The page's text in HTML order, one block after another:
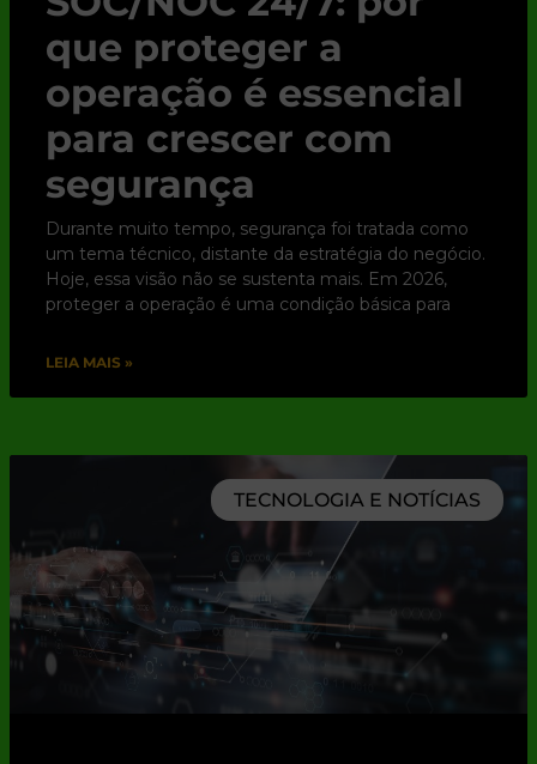
que proteger a
operação é essencial
para crescer com
segurança
Durante muito tempo, segurança foi tratada como
um tema técnico, distante da estratégia do negócio.
Hoje, essa visão não se sustenta mais. Em 2026,
proteger a operação é uma condição básica para
LEIA MAIS »
TECNOLOGIA E NOTÍCIAS